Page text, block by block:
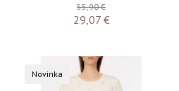
55,90 €
29,07 €
Novinka